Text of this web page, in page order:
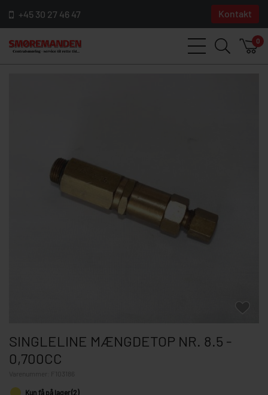
+45 30 27 46 47 Kontakt
0
SINGLELINE MÆNGDETOP NR. 8.5 -
0,700CC
F103186
Kun få på lager (2)